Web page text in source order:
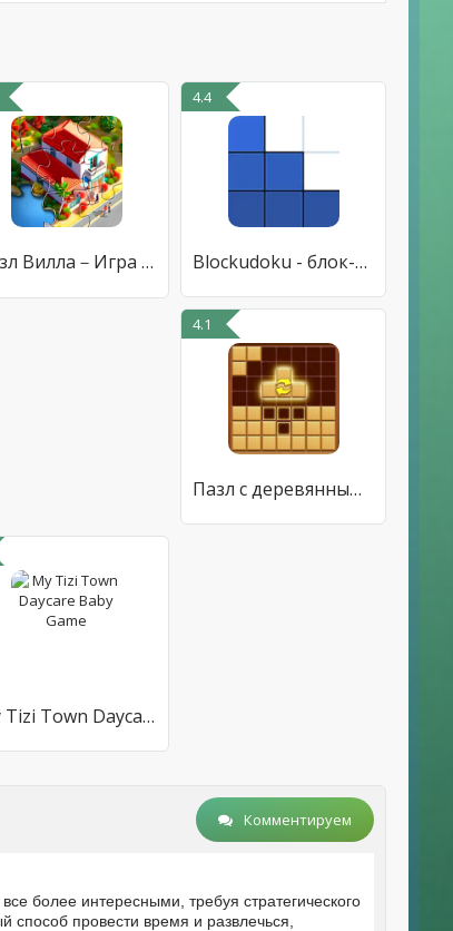
Пазл Вилла－Игра головоломка
4.4
Blockudoku - блок-пазл
4.1
Пазл с деревянными блоками
My Tizi Town Daycare Baby Game
Комментируем
более интересными, требуя стратегического
провести время и развлечься,